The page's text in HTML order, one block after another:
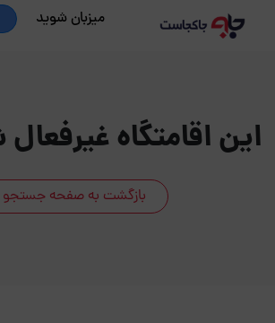
میزبان شوید
این اقامتگاه
بازگشت به صفحه جستجو